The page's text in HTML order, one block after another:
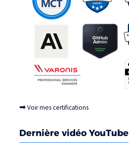
➡Voir mes certifications
Dernière vidéo YouTube